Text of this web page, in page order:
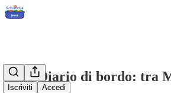
Iscriviti Accedi
#35 - Diario di bordo: tra